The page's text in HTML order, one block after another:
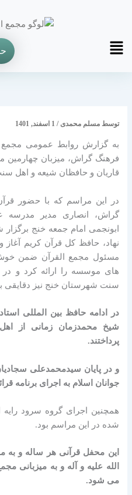
Main
Menu
توسط مسلم محمدی/1 اسفند, 1401
به گزارش روابط عمومی مجمع
فرهنگ گراش، میزبان چهارمین
قاریان و حافظان شیعه و اهل
در این مراسم که با حضور
گراش، انصاری مدیر مدرسه
ابونجمی امام جمعه خنج
نهاد، حافظ کل قرآن کریم آغاز
مسئول مجمع القرآن ضمن
های موسسه را ارائه کرد و در
سنت شهرستان خنج نیز دقایقی
در ادامه حافظ بین المللی
شیخ محمدزمان زمانی از
پرداختند.
و در پایان سیدمحمدعلی
جوانان اسلام به اجرای برنامه
همچنین اجرای گروه سرود رایه
شده در این مراسم بود.
این محفل قرآنی هر ساله و
الله علیه و آله و به میزبانی
می شود.